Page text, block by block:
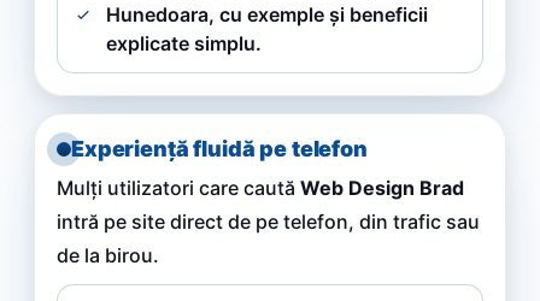
Hunedoara, cu exemple și beneficii
explicate simplu.
Experiență fluidă pe telefon
Mulți utilizatori care caută Web Design Brad
intră pe site direct de pe telefon, din trafic sau
de la birou.